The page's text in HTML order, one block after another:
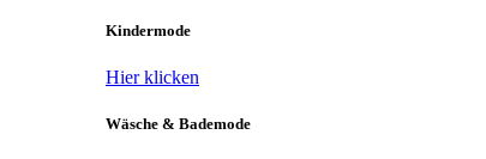
Kindermode
Hier klicken
Wäsche & Bademode